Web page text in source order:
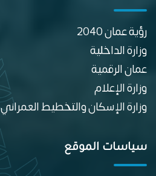
رؤية عمان 2040
وزارة الداخلية
عمان الرقمية
وزارة الإعلام
وزارة الإسكان والتخطيط العمراني
سياسات الموقع